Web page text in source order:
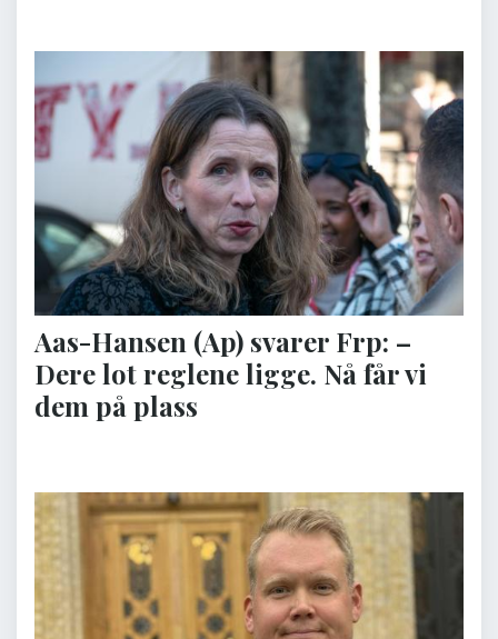
Aas-Hansen (Ap) svarer Frp: –
Dere lot reglene ligge. Nå får vi
dem på plass